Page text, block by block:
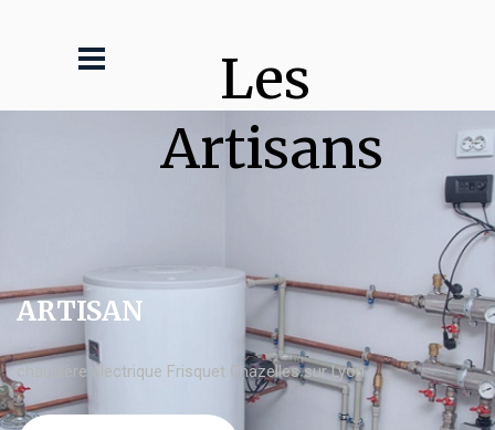
Les
Artisans
ARTISAN
chaudière électrique Frisquet Chazelles sur Lyon